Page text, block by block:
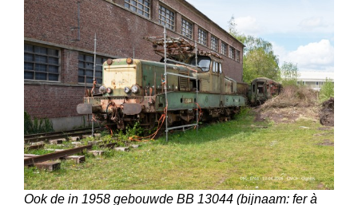
Ook de in 1958 gebouwde BB 13044 (bijnaam: fer à